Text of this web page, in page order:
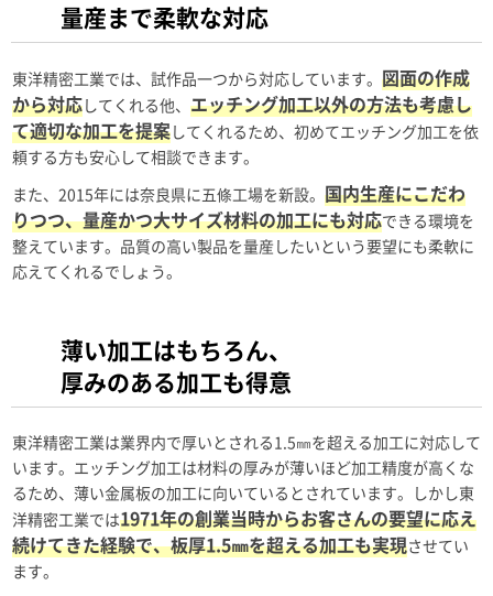
量産まで柔軟な対応
東洋精密工業では、試作品一つから対応しています。 図面の作成
から対応してくれる他、 エッチング加工以外の方法も考慮し
て適切な加工を提案してくれるため、初めてエッチング加工を依
頼する方も安心して相談できます。
また、2015年には奈良県に五條工場を新設。 国内生産にこだわ
りつつ、量産かつ大サイズ材料の加工にも対応できる環境を
整えています。品質の高い製品を量産したいという要望にも柔軟に
応えてくれるでしょう。
薄い加工はもちろん、
厚みのある加工も得意
東洋精密工業は業界内で厚いとされる1.5㎜を超える加工に対応して
います。エッチング加工は材料の厚みが薄いほど加工精度が高くな
るため、薄い金属板の加工に向いているとされています。しかし東
洋精密工業では1971年の創業当時からお客さんの要望に応え
続けてきた経験で、板厚1.5㎜を超える加工も実現させてい
ます。